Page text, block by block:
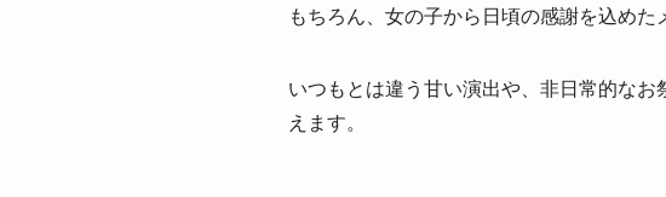
もちろん、女の子から日頃の感謝を込め
いつもとは違う甘い演出や、非日常的な
えます。